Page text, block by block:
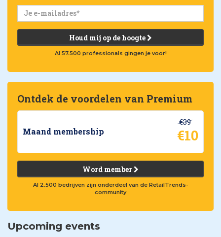
Houd mij op de hoogte
Al 57.500 professionals gingen je voor!
Ontdek de voordelen van Premium
Maand membership
€39
€10
Word member
Al 2.500 bedrijven zijn onderdeel van de RetailTrends-
community
Upcoming events